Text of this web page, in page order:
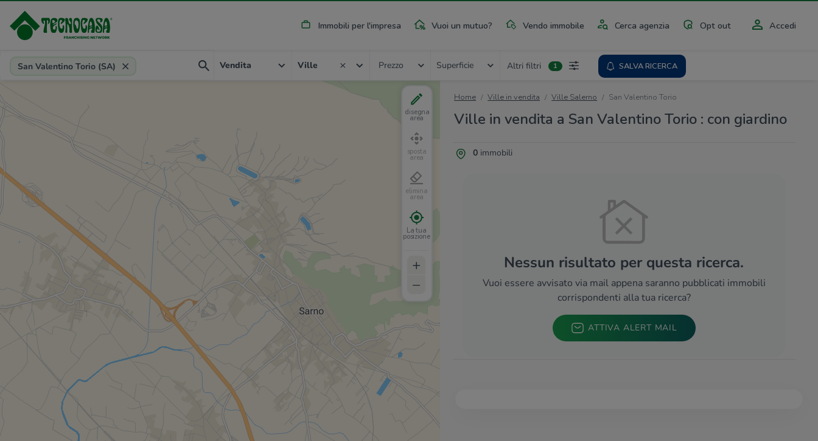
Immobili per l'impresa Vuoi un mutuo? Vendo immobile Cerca agenzia Opt out Accedi
Provincia, comune, zona, riferimento
San Valentino Torio (SA) Vendita Ville Prezzo Superficie Altri filtri 1 SALVA RICERCA
Home Ville in vendita Ville Salerno San Valentino Torio
Ville in vendita a San Valentino Torio : con giardino
0immobili
Nessun risultato per questa ricerca.
Vuoi essere avvisato via mail appena saranno pubblicati immobili
corrispondenti alla tua ricerca?
ATTIVA ALERT MAIL
disegna
area
sposta
area
elimina
area
La tua
posizione
+
–